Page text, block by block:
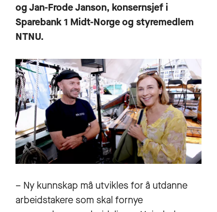
og Jan-Frode Janson, konsernsjef i
Sparebank 1 Midt-Norge og styremedlem
NTNU.
– Ny kunnskap må utvikles for å utdanne
arbeidstakere som skal fornye